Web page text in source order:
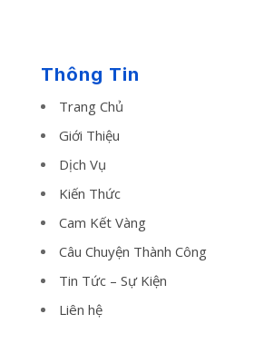
Thông Tin
Trang Chủ
Giới Thiệu
Dịch Vụ
Kiến Thức
Cam Kết Vàng
Câu Chuyện Thành Công
Tin Tức – Sự Kiện
Liên hệ